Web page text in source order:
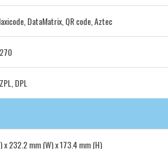
DataMatrix, QR code, Aztec
DPL
x 232.2 mm (W) x 173.4 mm (H)